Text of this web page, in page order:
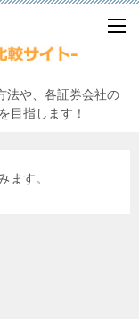
法や、各証券会社の
目指します！
ます。